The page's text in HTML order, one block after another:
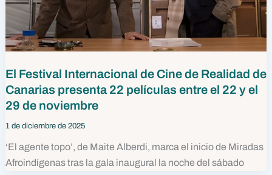
El Festival Internacional de Cine de Realidad de
Canarias presenta 22 películas entre el 22 y el
29 de noviembre
1 de diciembre de 2025
‘El agente topo’, de Maite Alberdi, marca el inicio de Miradas
Afroindígenas tras la gala inaugural la noche del sábado